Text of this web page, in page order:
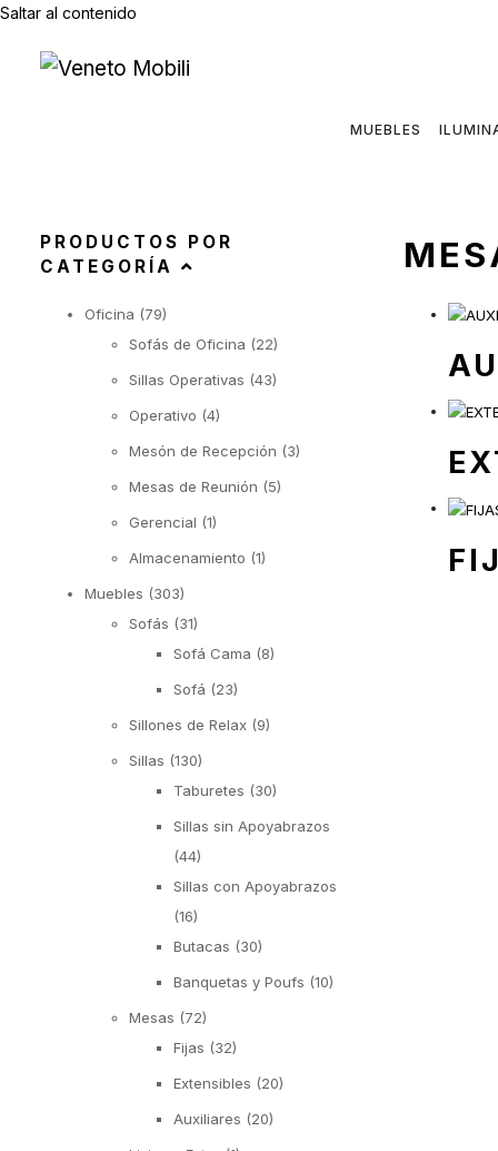
Saltar al contenido
MUEBLES
PRODUCTOS POR
CATEGORÍA
Oficina (79)
Sofás de Oficina (22)
Sillas Operativas (43)
Operativo (4)
Mesón de Recepción (3)
Mesas de Reunión (5)
Gerencial (1)
Almacenamiento (1)
Muebles (303)
Sofás (31)
Sofá Cama (8)
Sofá (23)
Sillones de Relax (9)
Sillas (130)
Taburetes (30)
Sillas sin Apoyabrazos
(44)
Sillas con Apoyabrazos
(16)
Butacas (30)
Banquetas y Poufs (10)
Mesas (72)
Fijas (32)
Extensibles (20)
Auxiliares (20)